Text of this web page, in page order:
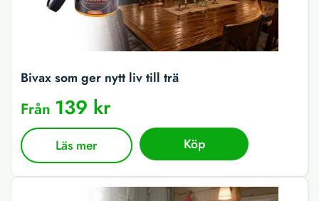
Bivax som ger nytt liv till trä
Från 139 kr
Läs mer Köp